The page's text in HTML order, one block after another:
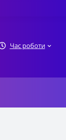
Час роботи